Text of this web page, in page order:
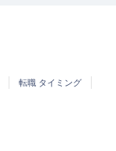
転職 タイミング